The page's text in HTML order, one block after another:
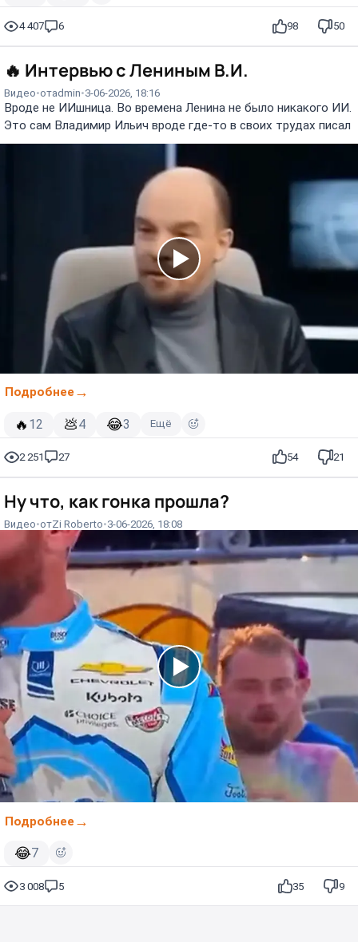
Здесь что-то горячее...
Этот пост может содержать деликатный контент.
Нам нужно убедиться, что вам уже есть
Чтобы смотреть без ограничений —войдитеили
создайте аккаунт.
4 407 6 98 50
🔥 Интервью с Лениным В.И.
Видео отadmin 3-06-2026, 18:16
Вроде не ИИшница. Во времена Ленина не было никакого ИИ.
Это сам Владимир Ильич вроде где-то в своих трудах писал
Подробнее
🔥 12 💩4 😂3 Ещё
2 251 27 54 21
Ну что, как гонка прошла?
Видео отZi Roberto 3-06-2026, 18:08
Подробнее
😂7
3 008 5 35 9